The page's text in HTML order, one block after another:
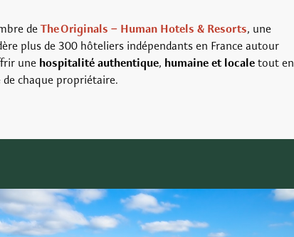
de The Originals – Human Hotels & Resorts, une
plus de 300 hôteliers indépendants en France autour
une hospitalité authentique, humaine et locale tout en
de chaque propriétaire.